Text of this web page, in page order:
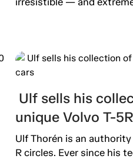
Ulf sells his
unique Volvo T-
Ulf Thorén is an
R circles. Ever since his